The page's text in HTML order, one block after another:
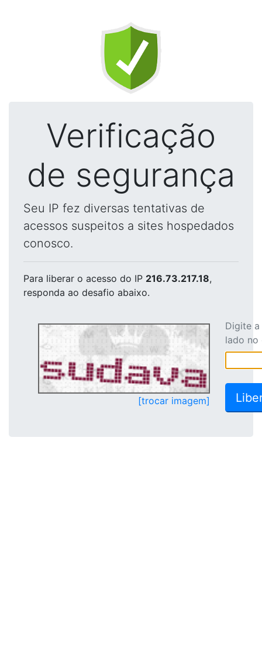
Verificação
de segurança
Seu IP fez diversas tentativas de
acessos suspeitos a sites hospedados
conosco.
Para liberar o acesso do IP 216.73.217.18,
responda ao desafio abaixo.
[trocar imagem]
Digite
lado no